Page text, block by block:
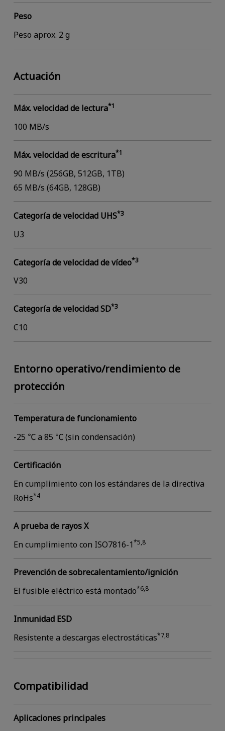
Peso
Peso aprox. 2 g
Actuación
Máx. velocidad de lectura*1
100 MB/s
Máx. velocidad de escritura*1
90 MB/s (256GB, 512GB, 1TB)
65 MB/s (64GB, 128GB)
Categoría de velocidad UHS*3
U3
Categoría de velocidad de vídeo*3
V30
Categoría de velocidad SD*3
C10
Entorno operativo/rendimiento de
protección
Temperatura de funcionamiento
-25 ℃ a 85 ℃ (sin condensación)
Certificación
En cumplimiento con los estándares de la directiva
RoHs*4
A prueba de rayos X
En cumplimiento con ISO7816-1*5,8
Prevención de sobrecalentamiento/ignición
El fusible eléctrico está montado*6,8
Inmunidad ESD
Resistente a descargas electrostáticas*7,8
Compatibilidad
Aplicaciones principales